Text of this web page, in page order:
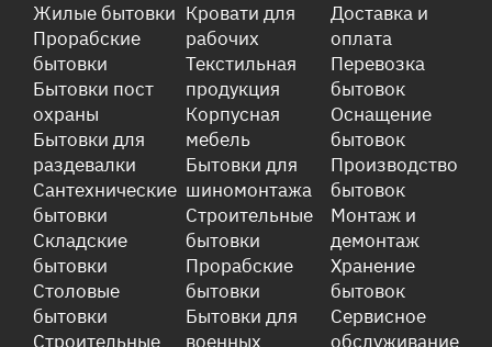
Жилые бытовки
Прорабские
бытовки
Бытовки пост
охраны
Бытовки для
раздевалки
Сантехнические
бытовки
Складские
бытовки
Столовые
бытовки
Строительные
Кровати для
рабочих
Текстильная
продукция
Корпусная
мебель
Бытовки для
шиномонтажа
Строительные
бытовки
Прорабские
бытовки
Бытовки для
военных
Доставка и
оплата
Перевозка
бытовок
Оснащение
бытовок
Производство
бытовок
Монтаж и
демонтаж
Хранение
бытовок
Сервисное
обслуживание